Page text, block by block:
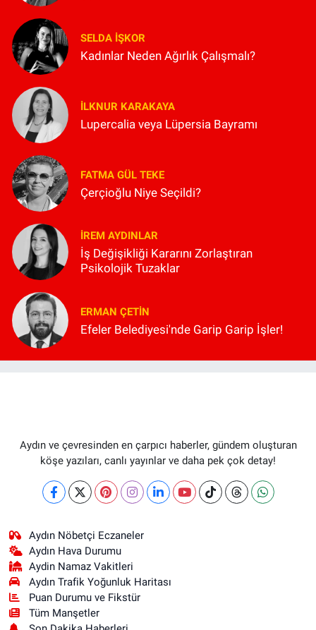
SELDA İŞKOR
Kadınlar Neden Ağırlık Çalışmalı?
İLKNUR KARAKAYA
Lupercalia veya Lüpersia Bayramı
FATMA GÜL TEKE
Çerçioğlu Niye Seçildi?
İREM AYDINLAR
İş Değişikliği Kararını Zorlaştıran
Psikolojik Tuzaklar
ERMAN ÇETIN
Efeler Belediyesi'nde Garip Garip İşler!
Aydın ve çevresinden en çarpıcı haberler, gündem oluşturan
köşe yazıları, canlı yayınlar ve daha pek çok detay!
Aydın Nöbetçi Eczaneler
Aydın Hava Durumu
Aydin Namaz Vakitleri
Aydın Trafik Yoğunluk Haritası
Puan Durumu ve Fikstür
Tüm Manşetler